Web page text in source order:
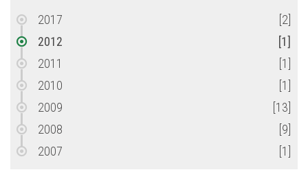
2017
[2]
2012
[1]
2011
[1]
2010
[1]
2009
[13]
2008
[9]
2007
[1]